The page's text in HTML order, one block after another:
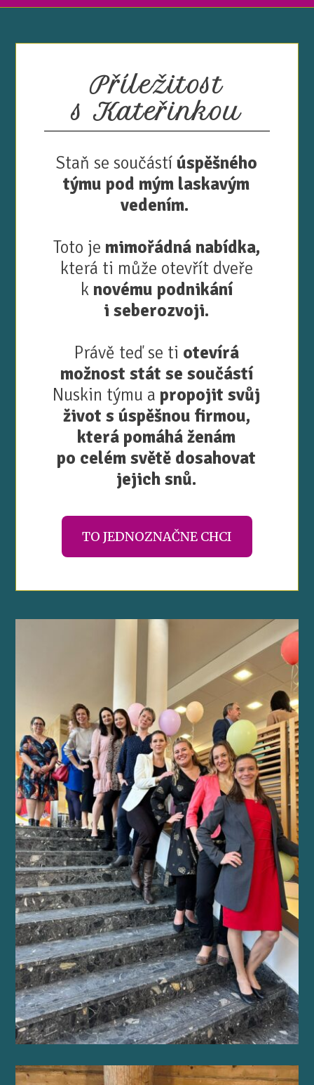
Příležitost
s Kateřinkou
Staň se součástíúspěšného
týmu pod mým laskavým
vedením.
Toto je mimořádná nabídka,
která ti může otevřít dveře
k novému podnikání
i seberozvoji.
Právě teď se ti otevírá
možnost stát se součástí
Nuskin týmu a propojit svůj
život s úspěšnou firmou,
která pomáhá ženám
po celém světě dosahovat
jejich snů.
TO JEDNOZNAČNE CHCI